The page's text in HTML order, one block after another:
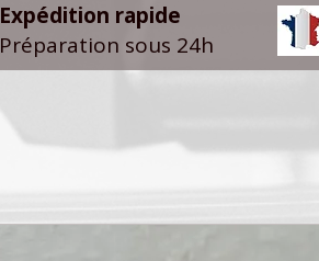
Expédition rapide
Préparation sous 24h